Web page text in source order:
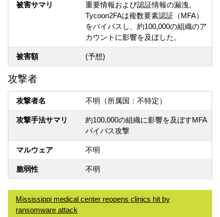
被害サマリ
重要情報および認証情報の漏洩。
Tycoon2FAは複数要素認証（MFA）
をバイパスし、約100,000の組織のア
カウントに影響を及ぼした。
被害額 (予想)
攻撃者
攻撃者名 不明（所属国：不特定）
攻撃手法サマリ
約100,000の組織に影響を及ぼすMFA
バイパス攻撃
マルウェア 不明
脆弱性 不明
Mississippi medical center reopens clinics hit by
ransomware attack